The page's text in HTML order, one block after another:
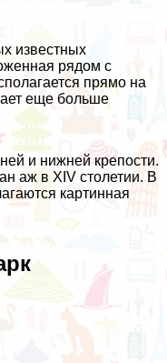
известных
рядом с
прямо на
еще больше
и нижней крепости.
аж в XIV столетии. В
картинная